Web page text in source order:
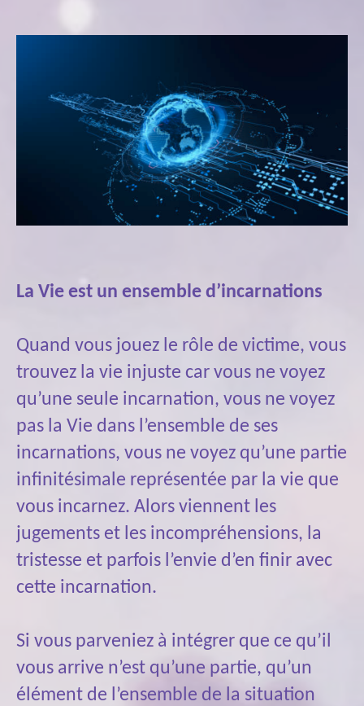
La Vie est un ensemble d’incarnations
Quand vous jouez le rôle de victime, vous
trouvez la vie injuste car vous ne voyez
qu’une seule incarnation, vous ne voyez
pas la Vie dans l’ensemble de ses
incarnations, vous ne voyez qu’une partie
infinitésimale représentée par la vie que
vous incarnez. Alors viennent les
jugements et les incompréhensions, la
tristesse et parfois l’envie d’en finir avec
cette incarnation.
Si vous parveniez à intégrer que ce qu’il
vous arrive n’est qu’une partie, qu’un
élément de l’ensemble de la situation